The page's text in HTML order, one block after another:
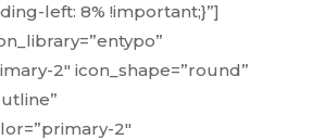
left: 8% !important;}”]
2″ icon_shape=”round”
2″